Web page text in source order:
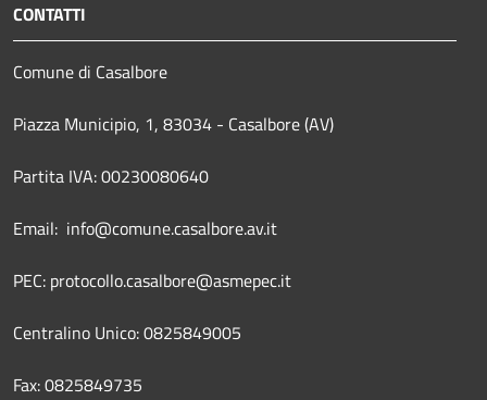
CONTATTI
Comune di Casalbore
Piazza Municipio, 1, 83034 - Casalbore (AV)
Partita IVA: 00230080640
Email: info@comune.casalbore.av.it
PEC: protocollo.casalbore@asmepec.it
Centralino Unico: 0825849005
Fax: 0825849735